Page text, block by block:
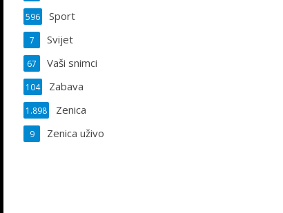
Sport
596
Svijet
7
Vaši snimci
67
Zabava
104
Zenica
1.898
Zenica uživo
9